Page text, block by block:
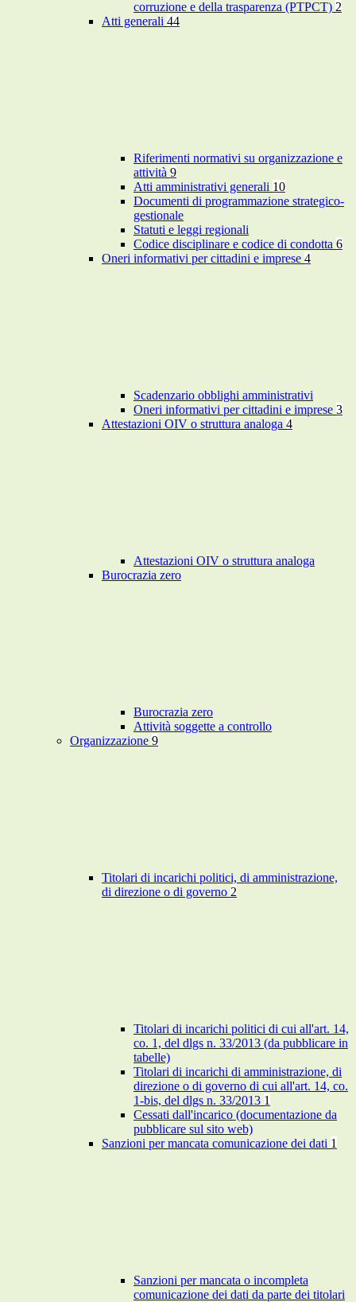
corruzione e della trasparenza (PTPCT) 2
Atti generali 44
Riferimenti normativi su organizzazione e
attività 9
Atti amministrativi generali 10
Documenti di programmazione strategico-
gestionale
Statuti e leggi regionali
Codice disciplinare e codice di condotta 6
Oneri informativi per cittadini e imprese 4
Scadenzario obblighi amministrativi
Oneri informativi per cittadini e imprese 3
Attestazioni OIV o struttura analoga 4
Attestazioni OIV o struttura analoga
Burocrazia zero
Burocrazia zero
Attività soggette a controllo
Organizzazione 9
Titolari di incarichi politici, di amministrazione,
di direzione o di governo 2
Titolari di incarichi politici di cui all'art. 14,
co. 1, del dlgs n. 33/2013 (da pubblicare in
tabelle)
Titolari di incarichi di amministrazione, di
direzione o di governo di cui all'art. 14, co.
1-bis, del dlgs n. 33/2013 1
Cessati dall'incarico (documentazione da
pubblicare sul sito web)
Sanzioni per mancata comunicazione dei dati 1
Sanzioni per mancata o incompleta
comunicazione dei dati da parte dei titolari